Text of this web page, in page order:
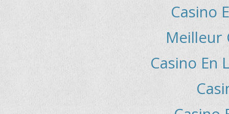
Casino
Meilleur
Casino En